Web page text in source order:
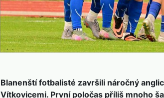
Blanenští fotbalisté završili náročný
Vítkovicemi. První poločas příliš mnoho